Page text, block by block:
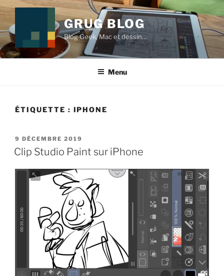
Aller
au
contenu
principal
GRUG BLOG
Blog Geek, Mac et dessin…
Menu
ÉTIQUETTE : IPHONE
PUBLIÉ
LE
9 DÉCEMBRE 2019
Clip Studio Paint sur iPhone